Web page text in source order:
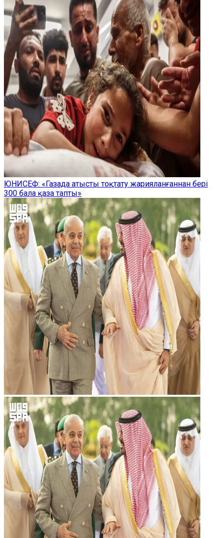
ЮНИСЕФ: «Газада атысты тоқтату жарияланғаннан бері
300 бала қаза тапты»